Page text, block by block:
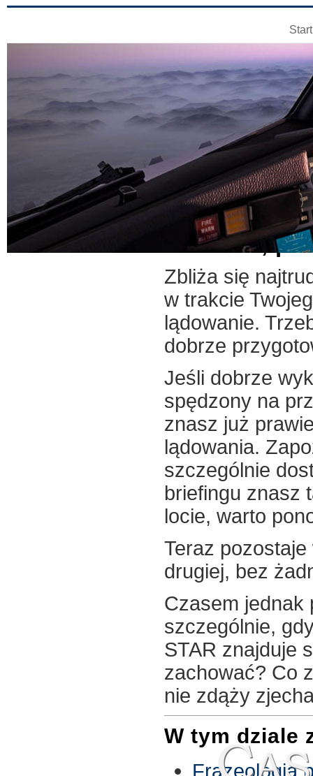
Start
Zniżanie,
Zbliża się
w trakcie
lądowanie.
dobrze
Jeśli dobrze
spędzony na
znasz już
lądowania.
szczególnie
briefingu znasz
locie, warto
Teraz
drugiej, bez
Czasem jednak
szczególnie,
STAR znajduje
zachować? Co
nie zdąży
W tym dziale
Frazeologia